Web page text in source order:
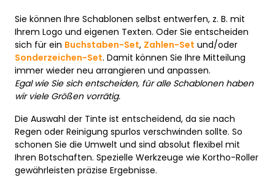
Sie können Ihre Schablonen selbst entwerfen, z. B. mit
Ihrem Logo und eigenen Texten. Oder Sie entscheiden
sich für ein Buchstaben-Set, Zahlen-Set und/oder
Sonderzeichen-Set. Damit können Sie Ihre Mitteilung
immer wieder neu arrangieren und anpassen.
Egal wie Sie sich entscheiden, für alle Schablonen haben
wir viele Größen vorrätig.
Die Auswahl der Tinte ist entscheidend, da sie nach
Regen oder Reinigung spurlos verschwinden sollte. So
schonen Sie die Umwelt und sind absolut flexibel mit
Ihren Botschaften. Spezielle Werkzeuge wie Kortho-Roller
gewährleisten präzise Ergebnisse.